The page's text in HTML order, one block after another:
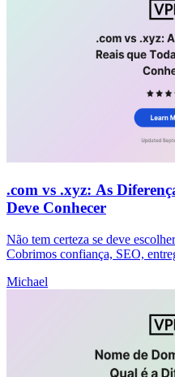
.com vs .xyz: As
Deve Conhecer
Não tem certeza se deve
Cobrimos confiança, SEO,
Michael